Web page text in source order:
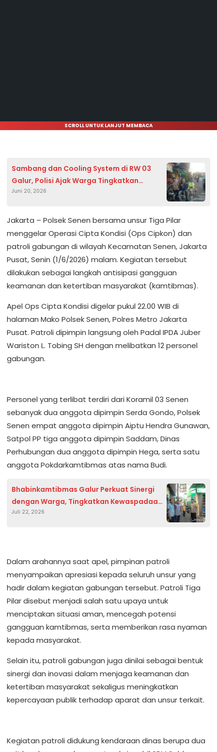
SCROLL UNTUK LANJUT MEMBACA
Sambang dan Cooling System di RW 03
Galur, Polisi Ajak Warga Tingkatkan
Kewaspadaan dan Jaga Kamtibmas
Juni 20, 2026
Jakarta – Polsek Senen bersama unsur Tiga Pilar
menggelar Operasi Cipta Kondisi (Ops Cipkon) dan
patroli gabungan di wilayah Kecamatan Senen, Jakarta
Pusat, Senin (1/6/2026) malam. Kegiatan tersebut
dilakukan sebagai langkah antisipasi gangguan
keamanan dan ketertiban masyarakat (kamtibmas).
Apel Ops Cipta Kondisi digelar pukul 22.00 WIB di
halaman Mako Polsek Senen, Polres Metro Jakarta
Pusat. Patroli dipimpin langsung oleh Padal IPDA Juber
Wariston L. Tobing SH dengan melibatkan 12 personel
gabungan.
Personel yang terlibat terdiri dari Koramil 03 Senen
sebanyak dua anggota dipimpin Serda Gondo, Polsek
Senen empat anggota dipimpin Aiptu Hendra Gunawan,
Satpol PP tiga anggota dipimpin Saddam, Dinas
Perhubungan dua anggota dipimpin Hega, serta satu
anggota Pokdarkamtibmas atas nama Budi.
Bhabinkamtibmas Galur Perkuat Sinergi
dengan Warga, Tingkatkan Kewaspadaan
Cegah Gangguan Kamtibmas
Juli 22, 2026
Dalam arahannya saat apel, pimpinan patroli
menyampaikan apresiasi kepada seluruh unsur yang
hadir dalam kegiatan gabungan tersebut. Patroli Tiga
Pilar disebut menjadi salah satu upaya untuk
menciptakan situasi aman, mencegah potensi
gangguan kamtibmas, serta memberikan rasa nyaman
kepada masyarakat.
Selain itu, patroli gabungan juga dinilai sebagai bentuk
sinergi dan inovasi dalam menjaga keamanan dan
ketertiban masyarakat sekaligus meningkatkan
kepercayaan publik terhadap aparat dan unsur terkait.
Kegiatan patroli didukung kendaraan dinas berupa dua